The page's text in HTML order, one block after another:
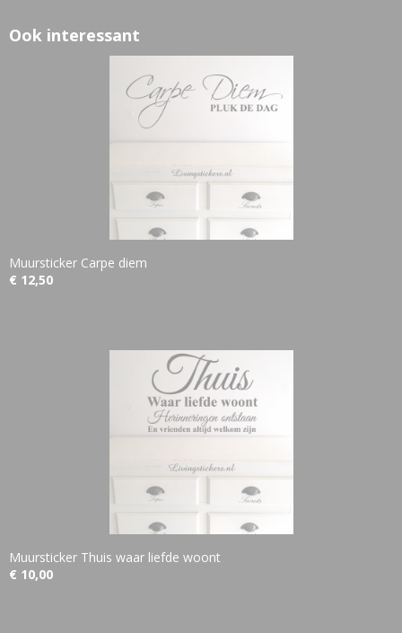
Ook interessant
Muursticker Carpe diem
€ 12,50
Muursticker Thuis waar liefde woont
€ 10,00